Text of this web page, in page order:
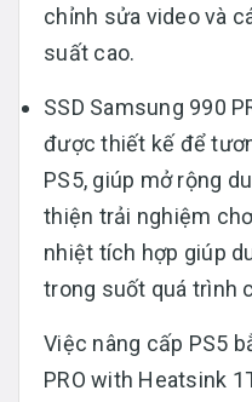
chỉnh sửa video và
suất cao.
SSD Samsung 990
được thiết kế để
PS5, giúp mở rộng
thiện trải nghiệm
nhiệt tích hợp giúp
trong suốt quá trình
Việc nâng cấp PS5
PRO with Heatsink